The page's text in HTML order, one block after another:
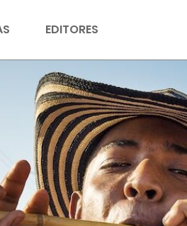
EDITORES